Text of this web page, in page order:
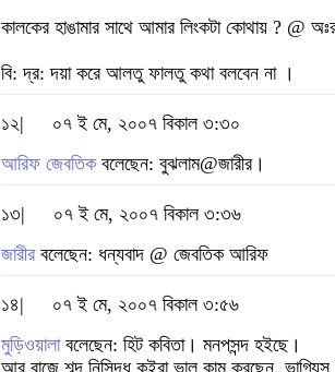
কালকের হাঙামার সাথে আমার লিংকটা কোথায় ? @
বি: দ্র: দয়া করে আলতু ফালতু কথা বলবেন না ।
১২|
০৭ ই মে, ২০০৭ বিকাল ৩:৩০
আরিফ জেবতিকবলেছেন: বুঝলাম@জারীর।
১৩|
০৭ ই মে, ২০০৭ বিকাল ৩:৩৬
জারীর বলেছেন: ধন্যবাদ @ জেবতিক আরিফ
১৪|
০৭ ই মে, ২০০৭ বিকাল ৩:৫৬
মুড়িওয়ালাবলেছেন: হিট কবিতা। মনপসন্দ হইছে।